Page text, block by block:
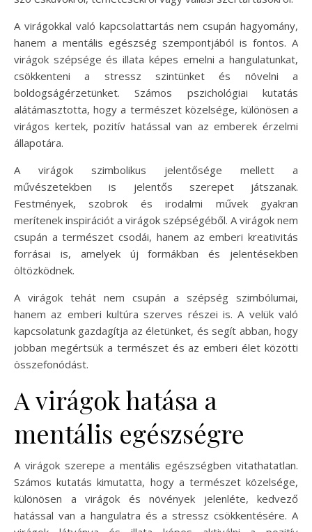
A virágokkal való kapcsolattartás nem csupán hagyomány,
hanem a mentális egészség szempontjából is fontos. A
virágok szépsége és illata képes emelni a hangulatunkat,
csökkenteni a stressz szintünket és növelni a
boldogságérzetünket. Számos pszichológiai kutatás
alátámasztotta, hogy a természet közelsége, különösen a
virágos kertek, pozitív hatással van az emberek érzelmi
állapotára.
A virágok szimbolikus jelentősége mellett a
művészetekben is jelentős szerepet játszanak.
Festmények, szobrok és irodalmi művek gyakran
merítenek inspirációt a virágok szépségéből. A virágok nem
csupán a természet csodái, hanem az emberi kreativitás
forrásai is, amelyek új formákban és jelentésekben
öltözködnek.
A virágok tehát nem csupán a szépség szimbólumai,
hanem az emberi kultúra szerves részei is. A velük való
kapcsolatunk gazdagítja az életünket, és segít abban, hogy
jobban megértsük a természet és az emberi élet közötti
összefonódást.
A virágok hatása a
mentális egészségre
A virágok szerepe a mentális egészségben vitathatatlan.
Számos kutatás kimutatta, hogy a természet közelsége,
különösen a virágok és növények jelenléte, kedvező
hatással van a hangulatra és a stressz csökkentésére. A